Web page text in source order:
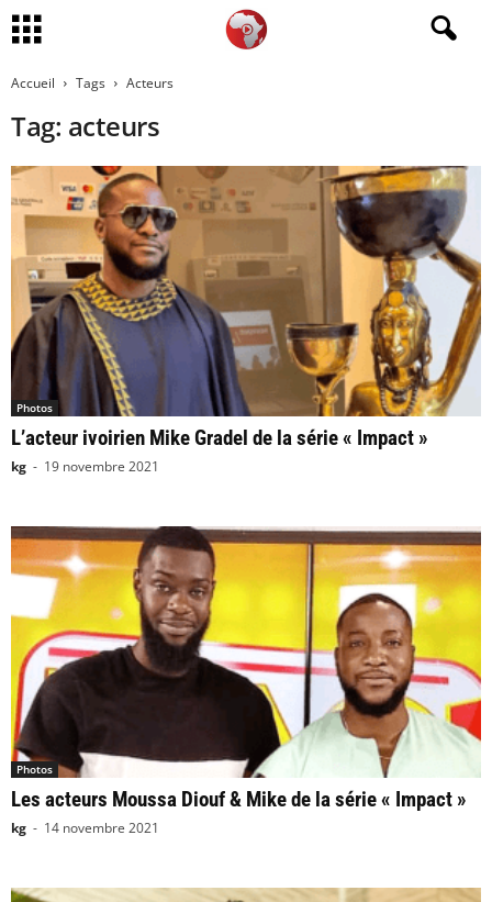
Accueil Tags Acteurs
Tag: acteurs
Photos
L’acteur ivoirien Mike Gradel de la série « Impact »
kg - 19 novembre 2021
Photos
Les acteurs Moussa Diouf & Mike de la série « Impact »
kg - 14 novembre 2021